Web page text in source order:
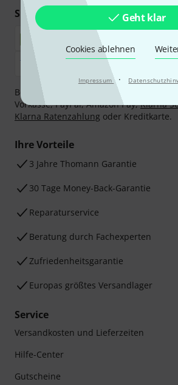
Geht klar
Cookies ablehnen
Impressum ·
Sicher einkaufen & bezahlen
Bezahlen Sie vertraulich und sicher per
Vorkasse, PayPal, Amazon Pay,Klarna
Klarna Ratenzahlung oder Kreditkarte.
Ihre Vorteile
3 Jahre Thomann Garantie
30 Tage Money-Back-Garantie
Reparaturservice
Beratung durch Fachexperten
Zufriedenheitsgarantie
Europas größtes Versandlager
Service
Versandkosten und Lieferzeiten
Hilfe-Center
Gutscheine